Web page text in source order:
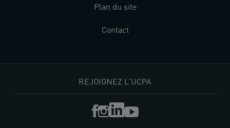
Plan du site
Contact
REJOIGNEZ L'UCPA